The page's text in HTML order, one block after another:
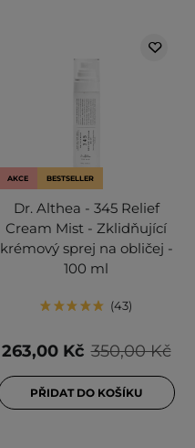
AKCE BESTSELLER
Dr. Althea - 345 Relief
Cream Mist - Zklidňující
krémový sprej na obličej -
100 ml
43
350,00 Kč
263,00 Kč
PŘIDAT DO KOŠÍKU